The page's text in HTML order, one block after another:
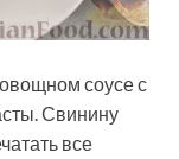
соусе с
Свинину
все